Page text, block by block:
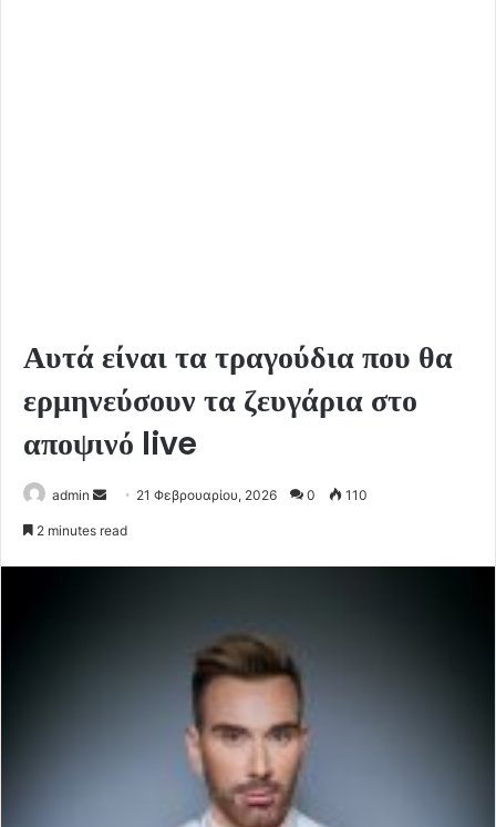
Αυτά είναι τα τραγούδια που θα
ερμηνεύσουν τα ζευγάρια στο
αποψινό live
admin
Send 21 Φεβρουαρίου, 2026 0 110
2 minutes read